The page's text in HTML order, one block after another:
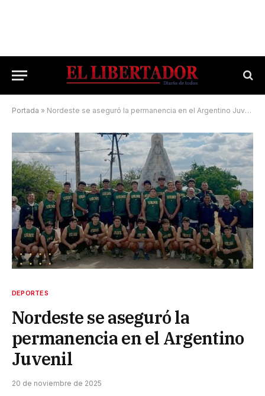
Portada » Nordeste se aseguró la permanencia en el Argentino Juvenil
DEPORTES
Nordeste se aseguró la
permanencia en el Argentino
Juvenil
20 de noviembre de 2025